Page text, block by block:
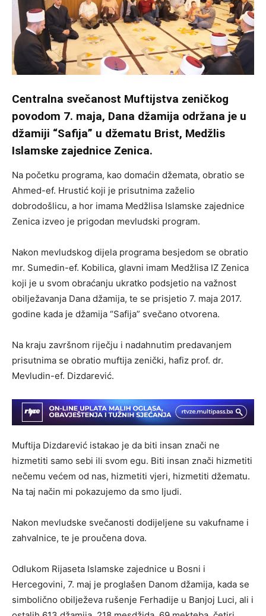
Centralna svečanost Muftijstva zeničkog
povodom 7. maja, Dana džamija održana je u
džamiji “Safija” u džematu Brist, Medžlis
Islamske zajednice Zenica.
Na početku programa, kao domaćin džemata, obratio se
Ahmed-ef. Hrustić koji je prisutnima zaželio
dobrodošlicu, a hor imama Medžlisa Islamske zajednice
Zenica izveo je prigodan mevludski program.
Nakon mevludskog dijela programa besjedom se obratio
mr. Sumedin-ef. Kobilica, glavni imam Medžlisa IZ Zenica
koji je u svom obraćanju ukratko podsjetio na važnost
obilježavanja Dana džamija, te se prisjetio 7. maja 2017.
godine kada je džamija “Safija” svečano otvorena.
Na kraju završnom riječju i nadahnutim predavanjem
prisutnima se obratio muftija zenički, hafiz prof. dr.
Mevludin-ef. Dizdarević.
Muftija Dizdarević istakao je da biti insan znači ne
hizmetiti samo sebi ili svom egu. Biti insan znači hizmetiti
nečemu većem od nas, hizmetiti vjeri, hizmetiti džematu.
Na taj način mi pokazujemo da smo ljudi.
Nakon mevludske svečanosti dodijeljene su vakufname i
zahvalnice, te je proučena dova.
Odlukom Rijaseta Islamske zajednice u Bosni i
Hercegovini, 7. maj je proglašen Danom džamija, kada se
simbolično obilježeva rušenje Ferhadije u Banjoj Luci, ali i